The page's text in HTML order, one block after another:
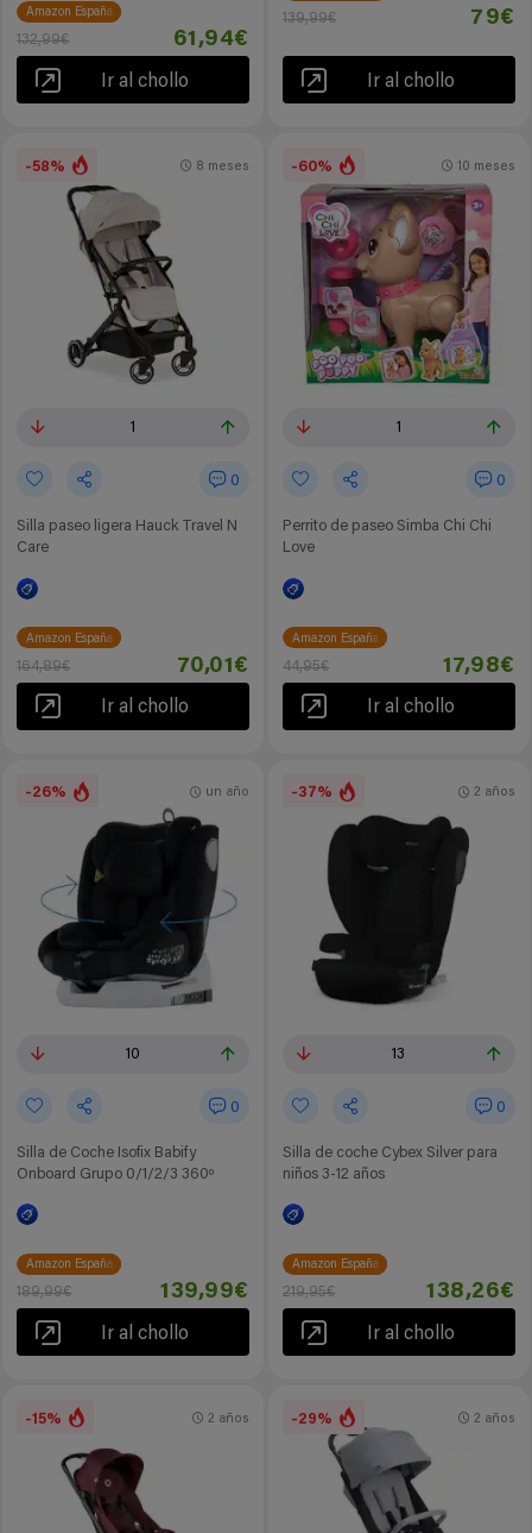
Amazon España
132,99€ 61,94€
Ir al chollo
139,99€ 79€
Ir al chollo
-58%
1
0
Silla paseo ligera Hauck Travel N
Care
8 meses
Amazon España
164,89€ 70,01€
Ir al chollo
-60%
1
0
Perrito de paseo Simba Chi Chi
Love
10 meses
Amazon España
44,95€ 17,98€
Ir al chollo
-26%
10
0
Silla de Coche Isofix Babify
Onboard Grupo 0/1/2/3 360º
un año
Amazon España
189,99€ 139,99€
Ir al chollo
-37%
13
0
Silla de coche Cybex Silver para
niños 3-12 años
2 años
Amazon España
219,95€ 138,26€
Ir al chollo
-15% 2 años -29% 2 años